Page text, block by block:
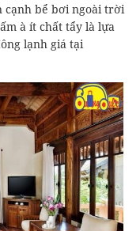
cạnh bể bơi ngoài trời
à ít chất tẩy là lựa
lạnh giá tại